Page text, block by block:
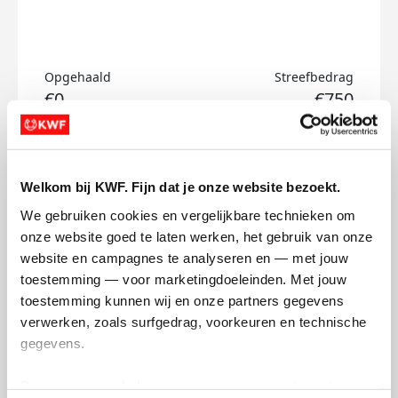
Welkom bij KWF. Fijn dat je onze website bezoekt.
We gebruiken cookies en vergelijkbare technieken om
onze website goed te laten werken, het gebruik van onze
website en campagnes te analyseren en — met jouw
toestemming — voor marketingdoeleinden. Met jouw
toestemming kunnen wij en onze partners gegevens
verwerken, zoals surfgedrag, voorkeuren en technische
gegevens.
Opgehaald
€0
Streefbedrag
€750
Doneer
Lisa's badges